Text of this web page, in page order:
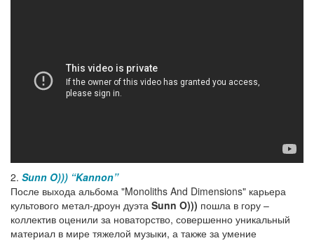
2. Sunn O))) “Kannon”
После выхода альбома "Monoliths And Dimensions" карьера
культового метал-дроун дуэта Sunn O))) пошла в гору –
коллектив оценили за новаторство, совершенно уникальный
материал в мире тяжелой музыки, а также за умение